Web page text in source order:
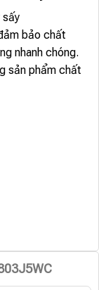
sấy
bảo chất
nhanh chóng.
sản phẩm chất